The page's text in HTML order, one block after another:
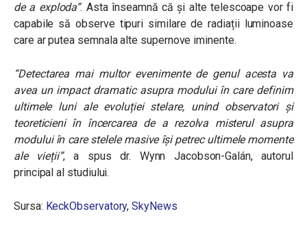
de a exploda”. Asta înseamnă că și alte telescoape vor fi
capabile să observe tipuri similare de radiații luminoase
care ar putea semnala alte supernove iminente.
“Detectarea mai multor evenimente de genul acesta va
avea un impact dramatic asupra modului în care definim
ultimele luni ale evoluției stelare, unind observatori și
teoreticieni în încercarea de a rezolva misterul asupra
modului în care stelele masive își petrec ultimele momente
ale vieții”, a spus dr. Wynn Jacobson-Galán, autorul
principal al studiului.
Sursa: KeckObservatory,SkyNews